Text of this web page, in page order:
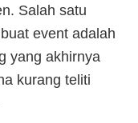
Salah satu
event adalah
yang akhirnya
kurang teliti